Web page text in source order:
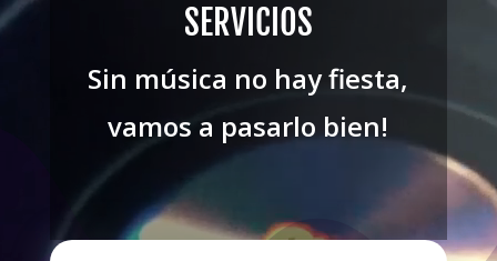
SERVICIOS
Sin música no hay fiesta,
vamos a pasarlo bien!